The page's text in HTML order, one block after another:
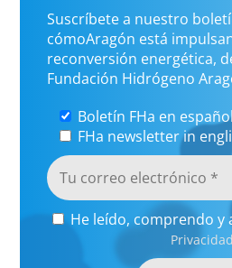
Suscríbete a nuestro
cómoAragón está
reconversión energética,
Fundación Hidrógeno
Boletín FHa en
FHa newsletter in
He leído, comprendo y
Privacidad